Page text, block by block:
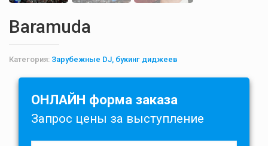
Baramuda
Категория: Зарубежные DJ, букинг диджеев
ОНЛАЙН форма заказа
Запрос цены за выступление